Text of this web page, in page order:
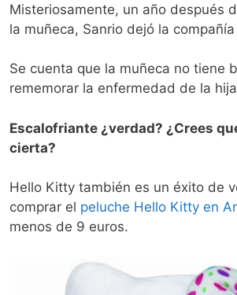
Misteriosamente, un año después
la muñeca, Sanrio dejó la
Se cuenta que la muñeca no tiene
rememorar la enfermedad de la
Escalofriante ¿verdad? ¿Crees
cierta?
Hello Kitty también es un éxito de
comprar el peluche Hello Kitty en
menos de 9 euros.